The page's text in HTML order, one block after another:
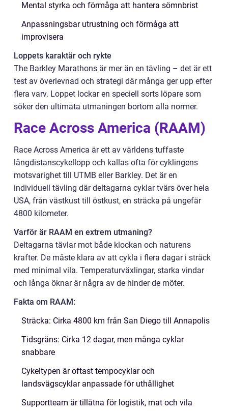
Mental styrka och förmåga att hantera sömnbrist
Anpassningsbar utrustning och förmåga att
improvisera
Loppets karaktär och rykte
The Barkley Marathons är mer än en tävling – det är ett
test av överlevnad och strategi där många ger upp efter
flera varv. Loppet lockar en speciell sorts löpare som
söker den ultimata utmaningen bortom alla normer.
Race Across America (RAAM)
Race Across America är ett av världens tuffaste
långdistanscykellopp och kallas ofta för cyklingens
motsvarighet till UTMB eller Barkley. Det är en
individuell tävling där deltagarna cyklar tvärs över hela
USA, från västkust till östkust, en sträcka på ungefär
4800 kilometer.
Varför är RAAM en extrem utmaning?
Deltagarna tävlar mot både klockan och naturens
krafter. De måste klara av att cykla i flera dagar i sträck
med minimal vila. Temperaturväxlingar, starka vindar
och långa öknar är några av de hinder de möter.
Fakta om RAAM:
Sträcka: Cirka 4800 km från San Diego till Annapolis
Tidsgräns: Cirka 12 dagar, men många cyklar
snabbare
Cykeltypen är oftast tempocyklar och
landsvägscyklar anpassade för uthållighet
Supportteam är tillåtna för logistik, mat och vila